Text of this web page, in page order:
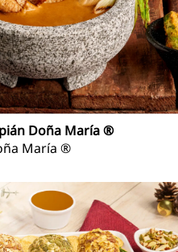
Doña María ®
María ®